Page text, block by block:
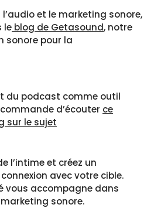
et le marketing sonore,
le blog de Getasound, notre
sonore pour la
du podcast comme outil
d’écouter ce
sur le sujet
l’intime et créez un
avec votre cible.
vous accompagne dans
sonore.